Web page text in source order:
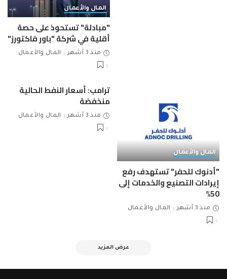
المال والأعمال
"مبادلة" تستحوذ على حصة
أقلية في شركة "باور فاكتورز"
منذ 3 أشهر المال والأعمال
المال والأعمال
"أدنوك للحفر" تستهدف رفع
إيرادات التصنيع والخدمات إلى
50%
منذ 3 أشهر المال والأعمال
ترامب: أسعار النفط الحالية
منخفضة
منذ 3 أشهر المال والأعمال
عرض المزيد